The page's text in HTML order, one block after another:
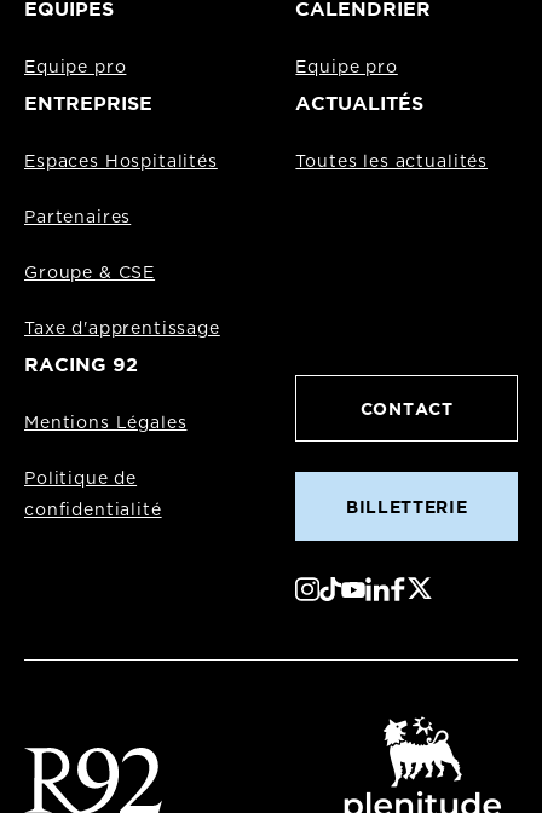
EQUIPES
Equipe pro
CALENDRIER
Equipe pro
ENTREPRISE
Espaces Hospitalités
Partenaires
Groupe & CSE
Taxe d'apprentissage
ACTUALITÉS
Toutes les actualités
RACING 92
Mentions Légales
Politique de
confidentialité
CONTACT
BILLETTERIE